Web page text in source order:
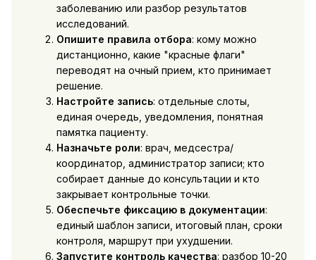
заболеванию или разбор результатов
исследований.
Опишите правила отбора: кому можно
дистанционно, какие "красные флаги"
переводят на очный прием, кто принимает
решение.
Настройте запись: отдельные слоты,
единая очередь, уведомления, понятная
памятка пациенту.
Назначьте роли: врач, медсестра/
координатор, администратор записи; кто
собирает данные до консультации и кто
закрывает контрольные точки.
Обеспечьте фиксацию в документации:
единый шаблон записи, итоговый план, сроки
контроля, маршрут при ухудшении.
Запустите контроль качества: разбор 10-20